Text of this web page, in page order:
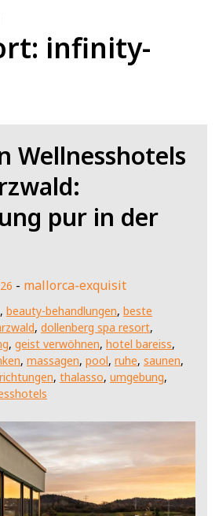
infinity-
Wellnesshotels
pur in der
- mallorca-exquisit
, beauty-behandlungen, beste
, dollenberg spa resort,
, geist verwöhnen, hotel bareiss,
, massagen, pool, ruhe, saunen,
, thalasso, umgebung,